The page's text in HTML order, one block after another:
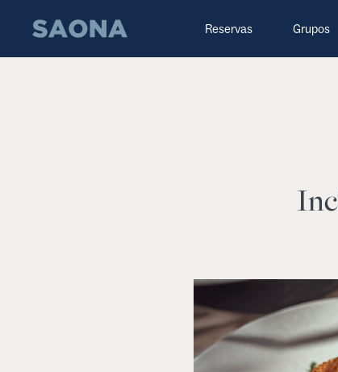
Grupo Saona Reservas Grupos